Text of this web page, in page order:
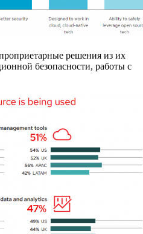
решения из их
безопасности, работы с